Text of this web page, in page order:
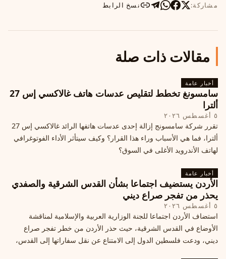
مشاركة: نسخ الرابط
مقالات ذات صلة
أخبار عامة
سامسونغ تخطط لتقليص عدسات هاتف غالاكسي إس 27
ألترا
٥ أغسطس ٢٠٢٦
تقرر شركة سامسونج إزالة إحدى عدسات هاتفها الرائد غالاكسي إس 27
ألترا، فما هي الأسباب وراء هذا القرار؟ وكيف سيتأثر الأداء الفوتوغرافي
لهاتف الأندرويد الأغلى في السوق؟
أخبار عامة
الأردن يستضيف اجتماعا بشأن القدس الشرقية والصفدي
يحذر من تفجر صراع ديني
٥ أغسطس ٢٠٢٦
استضاف الأردن اجتماعا للجنة الوزارية العربية والإسلامية لمناقشة
الأوضاع في القدس الشرقية، حيث حذر الأردن من خطر تفجر صراع
ديني، ودعت فلسطين الدول إلى الامتناع عن نقل سفاراتها إلى القدس،